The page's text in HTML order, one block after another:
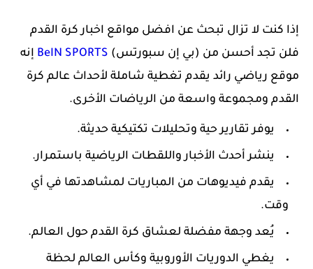
إذا كنت لا تزال تبحث عن افضل مواقع اخبار كرة القدم
فلن تجد أحسن من (بي إن سبورتس) BeIN SPORTS إنه
موقع رياضي رائد يقدم تغطية شاملة لأحداث عالم كرة
القدم ومجموعة واسعة من الرياضات الأخرى.
يوفر تقارير حية وتحليلات تكتيكية حديثة.
ينشر أحدث الأخبار واللقطات الرياضية باستمرار.
يقدم فيديوهات من المباريات لمشاهدتها في أي
وقت.
يُعد وجهة مفضلة لعشاق كرة القدم حول العالم.
يغطي الدوريات الأوروبية وكأس العالم لحظة